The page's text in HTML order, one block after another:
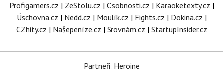
Profigamers.cz | ZeStolu.cz | Osobnosti.cz | Karaoketexty.cz |
Úschovna.cz | Nedd.cz | Moulík.cz | Fights.cz | Dokina.cz |
CZhity.cz | Našepeníze.cz | Srovnám.cz | StartupInsider.cz
Partneři: Heroine